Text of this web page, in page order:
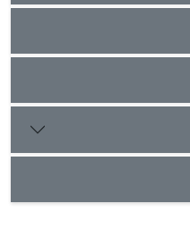
ضعیف و بحرانی را
و تعیین زمان گل دهی،
زنبور پذیری خواهد